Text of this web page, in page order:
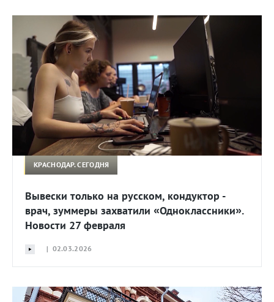
КРАСНОДАР. СЕГОДНЯ
Вывески только на русском, кондуктор -
врач, зуммеры захватили «Одноклассники».
Новости 27 февраля
| 02.03.2026